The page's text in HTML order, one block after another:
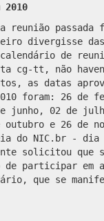
2010
reunião passada
divergisse
de
cg-tt, não
as datas
foram: 26 de
junho, 02 de
e 26 de
do NIC.br - dia
solicitou que
participar em
que se